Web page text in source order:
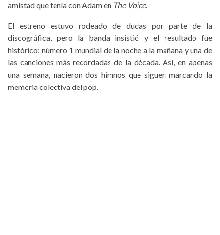
amistad que tenía con Adam en The Voice.
El estreno estuvo rodeado de dudas por parte de la
discográfica, pero la banda insistió y el resultado fue
histórico: número 1 mundial de la noche a la mañana y una de
las canciones más recordadas de la década. Así, en apenas
una semana, nacieron dos himnos que siguen marcando la
memoria colectiva del pop.